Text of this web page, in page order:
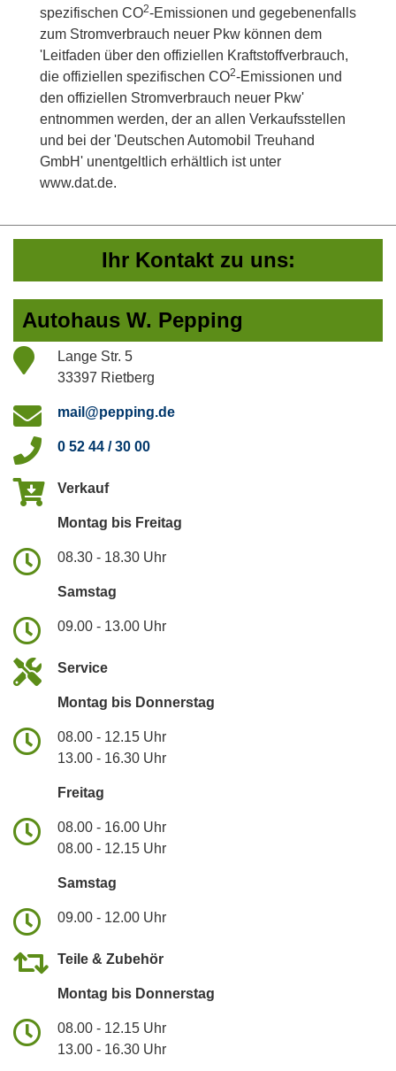
spezifischen CO2-Emissionen und gegebenenfalls
zum Stromverbrauch neuer Pkw können dem
'Leitfaden über den offiziellen Kraftstoffverbrauch,
die offiziellen spezifischen CO2-Emissionen und
den offiziellen Stromverbrauch neuer Pkw'
entnommen werden, der an allen Verkaufsstellen
und bei der 'Deutschen Automobil Treuhand
GmbH' unentgeltlich erhältlich ist unter
www.dat.de.
Ihr Kontakt zu uns:
Autohaus W. Pepping
Lange Str. 5
33397 Rietberg
mail@pepping.de
0 52 44 / 30 00
Verkauf
Montag bis Freitag
08.30 - 18.30 Uhr
Samstag
09.00 - 13.00 Uhr
Service
Montag bis Donnerstag
08.00 - 12.15 Uhr
13.00 - 16.30 Uhr
Freitag
08.00 - 16.00 Uhr
08.00 - 12.15 Uhr
Samstag
09.00 - 12.00 Uhr
Teile & Zubehör
Montag bis Donnerstag
08.00 - 12.15 Uhr
13.00 - 16.30 Uhr